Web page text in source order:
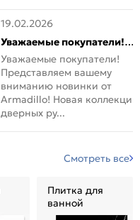
19.02.2026
Уважаемые покупатели!
Представляем вашему
вниманию новинки от
Armadillo!
Уважаемые покупатели!
Представляем вашему
вниманию новинки от
Armadillo! Новая коллекция
дверных ру...
Смотреть все
Плитка для
ванной